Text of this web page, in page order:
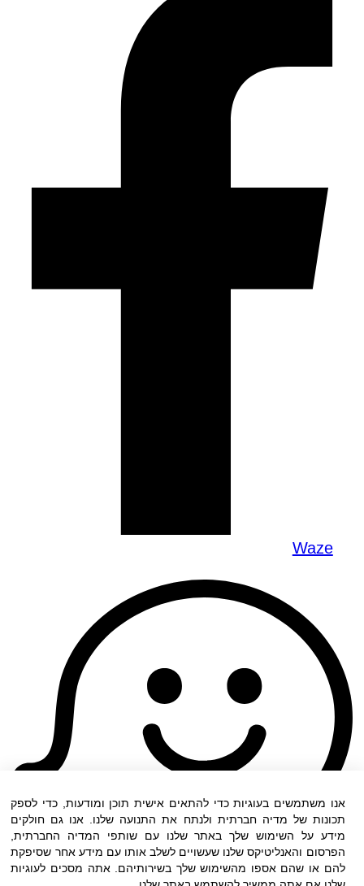
Waze
אנו משתמשים בעוגיות כדי להתאים אישית תוכן ומודעות, כדי לספק
תכונות של מדיה חברתית ולנתח את התנועה שלנו. אנו גם חולקים
מידע על השימוש שלך באתר שלנו עם שותפי המדיה החברתית,
הפרסום והאנליטיקס שלנו שעשויים לשלב אותו עם מידע אחר שסיפקת
להם או שהם אספו מהשימוש שלך בשירותיהם. אתה מסכים לעוגיות